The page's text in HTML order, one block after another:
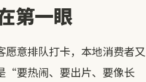
第一眼
意排队打卡，本地消费者又
“要热闹、要出片、要像长